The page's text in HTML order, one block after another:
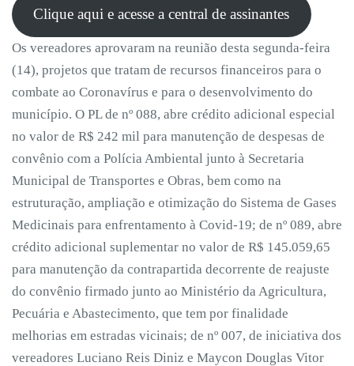
Clique aqui e acesse a central de assinantes
Os vereadores aprovaram na reunião desta segunda-feira
(14), projetos que tratam de recursos financeiros para o
combate ao Coronavírus e para o desenvolvimento do
município. O PL de nº 088, abre crédito adicional especial
no valor de R$ 242 mil para manutenção de despesas de
convênio com a Polícia Ambiental junto à Secretaria
Municipal de Transportes e Obras, bem como na
estruturação, ampliação e otimização do Sistema de Gases
Medicinais para enfrentamento à Covid-19; de nº 089, abre
crédito adicional suplementar no valor de R$ 145.059,65
para manutenção da contrapartida decorrente de reajuste
do convênio firmado junto ao Ministério da Agricultura,
Pecuária e Abastecimento, que tem por finalidade
melhorias em estradas vicinais; de nº 007, de iniciativa dos
vereadores Luciano Reis Diniz e Maycon Douglas Vitor